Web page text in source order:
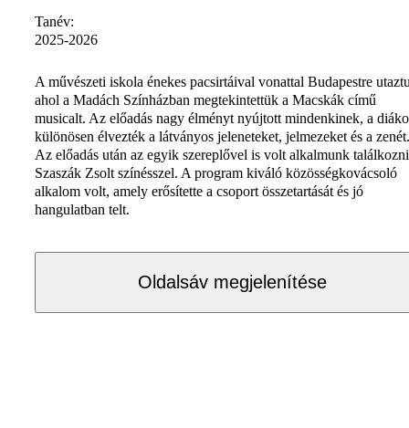
Tanév:
2025-2026
A művészeti iskola énekes pacsirtáival vonattal Budapestre
ahol a Madách Színházban megtekintettük a Macskák című
musicalt. Az előadás nagy élményt nyújtott mindenkinek, a
különösen élvezték a látványos jeleneteket, jelmezeket és a zenét.
Az előadás után az egyik szereplővel is volt alkalmunk
Szaszák Zsolt színésszel. A program kiváló közösségkovácsoló
alkalom volt, amely erősítette a csoport összetartását és jó
hangulatban telt.
Oldalsáv megjelenítése